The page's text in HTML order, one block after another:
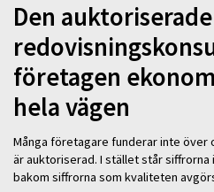
Den auktoriserade
företagen
hela vägen
Många företagare funderar inte över
är auktoriserad. I stället står
bakom siffrorna som kvaliteten